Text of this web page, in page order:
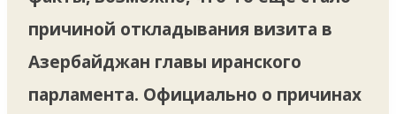
причиной откладывания визита в
Азербайджан главы иранского
парламента. Официально о причинах